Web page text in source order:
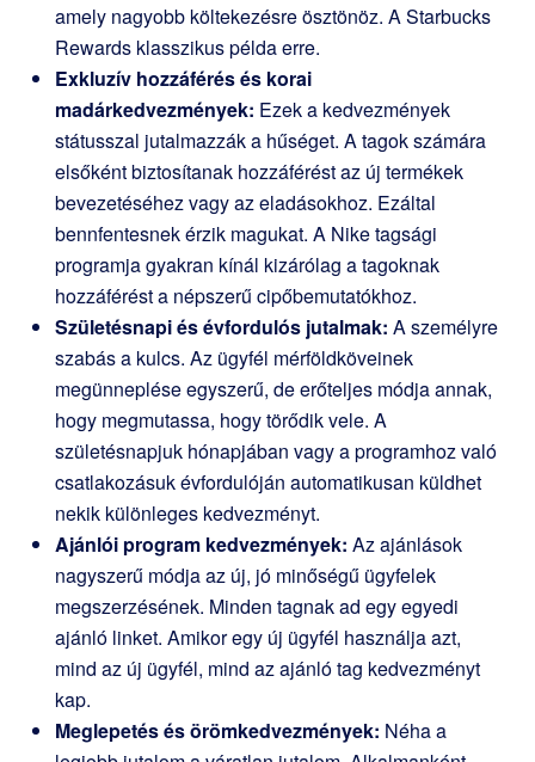
amely nagyobb költekezésre ösztönöz. A Starbucks
Rewards klasszikus példa erre.
Exkluzív hozzáférés és korai
madárkedvezmények: Ezek a kedvezmények
státusszal jutalmazzák a hűséget. A tagok számára
elsőként biztosítanak hozzáférést az új termékek
bevezetéséhez vagy az eladásokhoz. Ezáltal
bennfentesnek érzik magukat. A Nike tagsági
programja gyakran kínál kizárólag a tagoknak
hozzáférést a népszerű cipőbemutatókhoz.
Születésnapi és évfordulós jutalmak: A személyre
szabás a kulcs. Az ügyfél mérföldköveinek
megünneplése egyszerű, de erőteljes módja annak,
hogy megmutassa, hogy törődik vele. A
születésnapjuk hónapjában vagy a programhoz való
csatlakozásuk évfordulóján automatikusan küldhet
nekik különleges kedvezményt.
Ajánlói program kedvezmények: Az ajánlások
nagyszerű módja az új, jó minőségű ügyfelek
megszerzésének. Minden tagnak ad egy egyedi
ajánló linket. Amikor egy új ügyfél használja azt,
mind az új ügyfél, mind az ajánló tag kedvezményt
kap.
Meglepetés és örömkedvezmények: Néha a